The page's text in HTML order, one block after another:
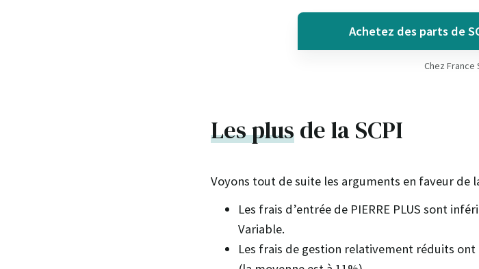
Achetez des parts de
Chez France
Les plusde la SCPI
Voyons tout de suite les arguments en faveur de la
Les frais d’entrée de PIERRE PLUS sont
Variable.
Les frais de gestion relativement réduits